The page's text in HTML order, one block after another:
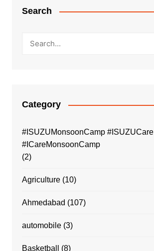
Search
Category
#ISUZUMonsoonCamp #ISUZUCare
#ICareMonsoonCamp
(2)
Agriculture (10)
Ahmedabad (107)
automobile (3)
Basketball (8)